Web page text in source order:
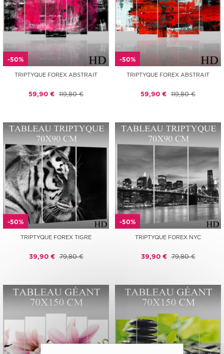
-50%
TRIPTYQUE FOREX ABSTRAIT
59,90 € 119,80 €
-50%
TRIPTYQUE FOREX ABSTRAIT
59,90 € 119,80 €
-50%
TRIPTYQUE FOREX TIGRE
39,90 € 79,80 €
-50%
TRIPTYQUE FOREX NYC
39,90 € 79,80 €